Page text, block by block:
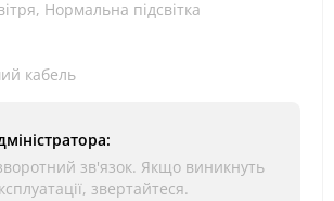
Нормальна підсвітка
кабель
зв'язок. Якщо виникнуть
звертайтеся.